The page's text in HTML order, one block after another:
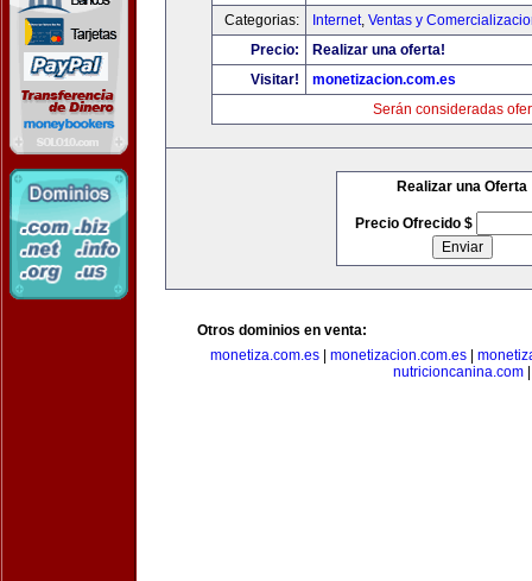
Categorias:
Internet, Ventas y
Precio:
Realizar una oferta!
Visitar!
monetizacion.com.es
Serán consideradas
Realizar una Oferta
Precio Ofrecido $
Otros dominios en venta:
monetiza.com.es| monetizacion.com.es|
nutricioncanina.com